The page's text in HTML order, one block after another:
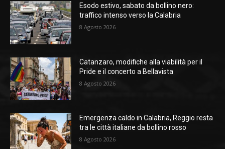
Esodo estivo, sabato da bollino nero:
traffico intenso verso la Calabria
8 Agosto 2026
Catanzaro, modifiche alla viabilità per il
Pride e il concerto a Bellavista
8 Agosto 2026
Emergenza caldo in Calabria, Reggio resta
tra le città italiane da bollino rosso
8 Agosto 2026